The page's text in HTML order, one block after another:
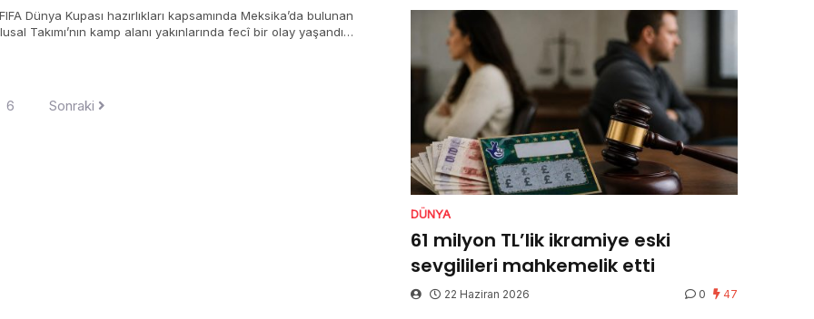
Dünya Kupası hazırlıkları kapsamında Meksika’da bulunan
Takımı’nın kamp alanı yakınlarında fecî bir olay yaşandı.
bu vahşet üzerine FIFA ve ulusal grup yetkilileri güvenlik
6 Sonraki
DÜNYA
61 milyon TL’lik ikramiye eski
sevgilileri mahkemelik etti
22 Haziran 2026 0 47